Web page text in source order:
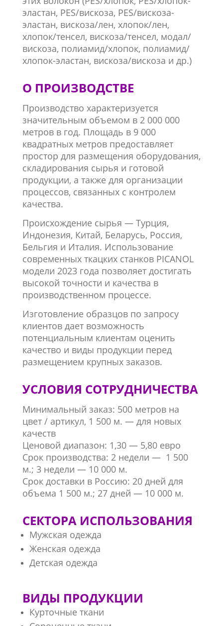
эластан, PES/вискоза, PES/вискоза-
эластан, вискоза/лен, хлопок/лен,
хлопок/тенсел, вискоза/тенсел, модал/
вискоза, полиамид/хлопок, полиамид/
хлопок-эластан, вискоза/вискоза и др.)
О ПРОИЗВОДСТВЕ
Производство характеризуется
значительным объемом в 2 000 000
метров в год. Площадь в 9 000
квадратных метров предоставляет
простор для размещения оборудования,
складирования сырья и готовой
продукции, а также для организации
процессов, связанных с контролем
качества.
Происхождение сырья — Турция,
Индонезия, Китай, Беларусь, Россия,
Бельгия и Италия. Использование
современных ткацких станков PICANOL
модели 2023 года позволяет достигать
высокой точности и качества в
производственном процессе.
Изготовление образцов по запросу
клиентов дает возможность
потенциальным клиентам оценить
качество и виды продукции перед
размещением крупных заказов.
УСЛОВИЯ СОТРУДНИЧЕСТВА
Минимальный заказ: 500 метров на
цвет / артикул, 1 500 м. — для новых
качеств
Ценовой диапазон: 1,30 — 5,80 евро
Срок производства: 2 недели — 1 500
м.; 3 недели — 10 000 м.
Срок доставки в Россию: 20 дней для
объема 1 500 м.; 27 дней — 10 000 м.
СЕКТОРА ИСПОЛЬЗОВАНИЯ
Мужская одежда
Женская одежда
Детская одежда
ВИДЫ ПРОДУКЦИИ
Курточные ткани